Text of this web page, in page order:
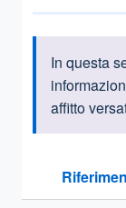
In questa
affitto
Sezione